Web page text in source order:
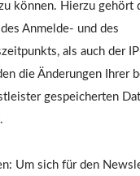
können. Hierzu gehört
Anmelde- und des
als auch der
die Änderungen Ihrer
gespeicherten
Um sich für den